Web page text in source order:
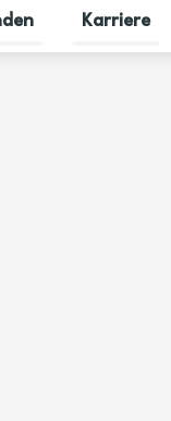
umschalten
PrivatkundenUntermenü
Karriere